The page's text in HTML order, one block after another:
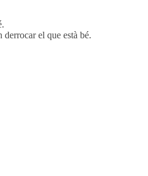
derrocar el que està bé.